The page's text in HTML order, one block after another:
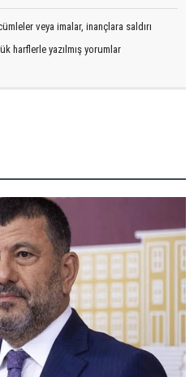
veya imalar, inançlara saldırı
harflerle yazılmış yorumlar